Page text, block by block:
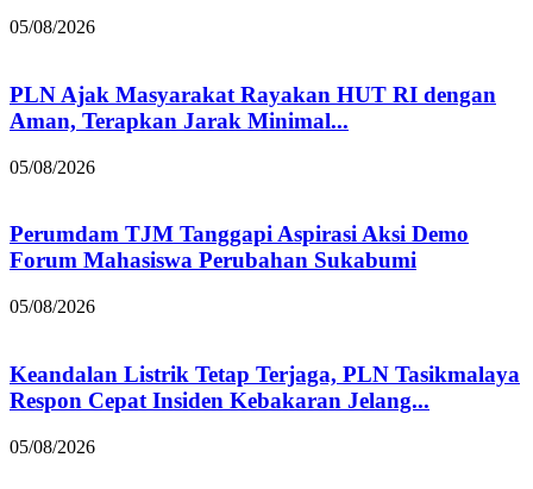
05/08/2026
PLN Ajak Masyarakat Rayakan HUT RI dengan
Aman, Terapkan Jarak Minimal...
05/08/2026
Perumdam TJM Tanggapi Aspirasi Aksi Demo
Forum Mahasiswa Perubahan Sukabumi
05/08/2026
Keandalan Listrik Tetap Terjaga, PLN Tasikmalaya
Respon Cepat Insiden Kebakaran Jelang...
05/08/2026